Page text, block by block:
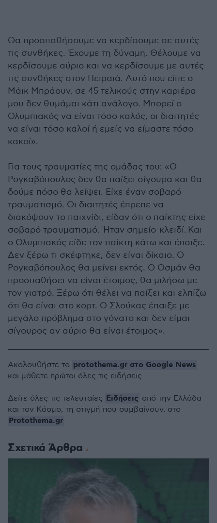
Θα προσπαθήσουμε να κερδίσουμε σε αυτές
τις συνθήκες. Έχουμε τη δύναμη. Θέλουμε να
κερδίσουμε αύριο και να κερδίσουμε με αυτές
τις συνθήκες στον Πειραιά. Αυτό που είπε ο
Μάικ Μπράουν, σε 45 τελικούς στην καριέρα
μου δεν θυμάμαι κάτι ανάλογο. Μπορεί ο
Ολυμπιακός να είναι τόσο καλός, οι διαιτητές
να είναι τόσο καλοί ή εμείς να είμαστε τόσο
κακοί».
Για τους τραυματίες της ομάδας του: «Ο
Ρογκαβόπουλος δεν θα παίξει σίγουρα και θα
δούμε πόσο θα λείψει. Είχε έναν σοβαρό
τραυματισμό. Οι διαιτητές έπρεπε να
διακόψουν το παιχνίδι, είδαν ότι ο παίκτης είχε
σοβαρό τραυματισμό. Ήταν σημείο-κλειδί. Και
ο Ολυμπιακός είδε τον παίκτη κάτω και έπαιξε.
Δεν ξέρω τι σκέφτηκε, δεν είναι δίκαιο. Ο
Ρογκαβόπουλος θα μείνει εκτός. Ο Οσμάν θα
προσπαθήσει να είναι έτοιμος, θα μιλήσω με
τον γιατρό. Ξέρω ότι θέλει να παίξει και ελπίζω
ότι θα είναι στο κορτ. Ο Σλούκας έπαιξε με
μεγάλο πρόβλημα στο γόνατο και δεν είμαι
σίγουρος αν αύριο θα είναι έτοιμος».
Σχετικά Άρθρα
Ακολουθήστε το protothema.gr στο Google News
και μάθετε πρώτοι όλες τις ειδήσεις
Δείτε όλες τις τελευταίες Ειδήσεις από την Ελλάδα
και τον Κόσμο, τη στιγμή που συμβαίνουν, στο
Protothema.gr